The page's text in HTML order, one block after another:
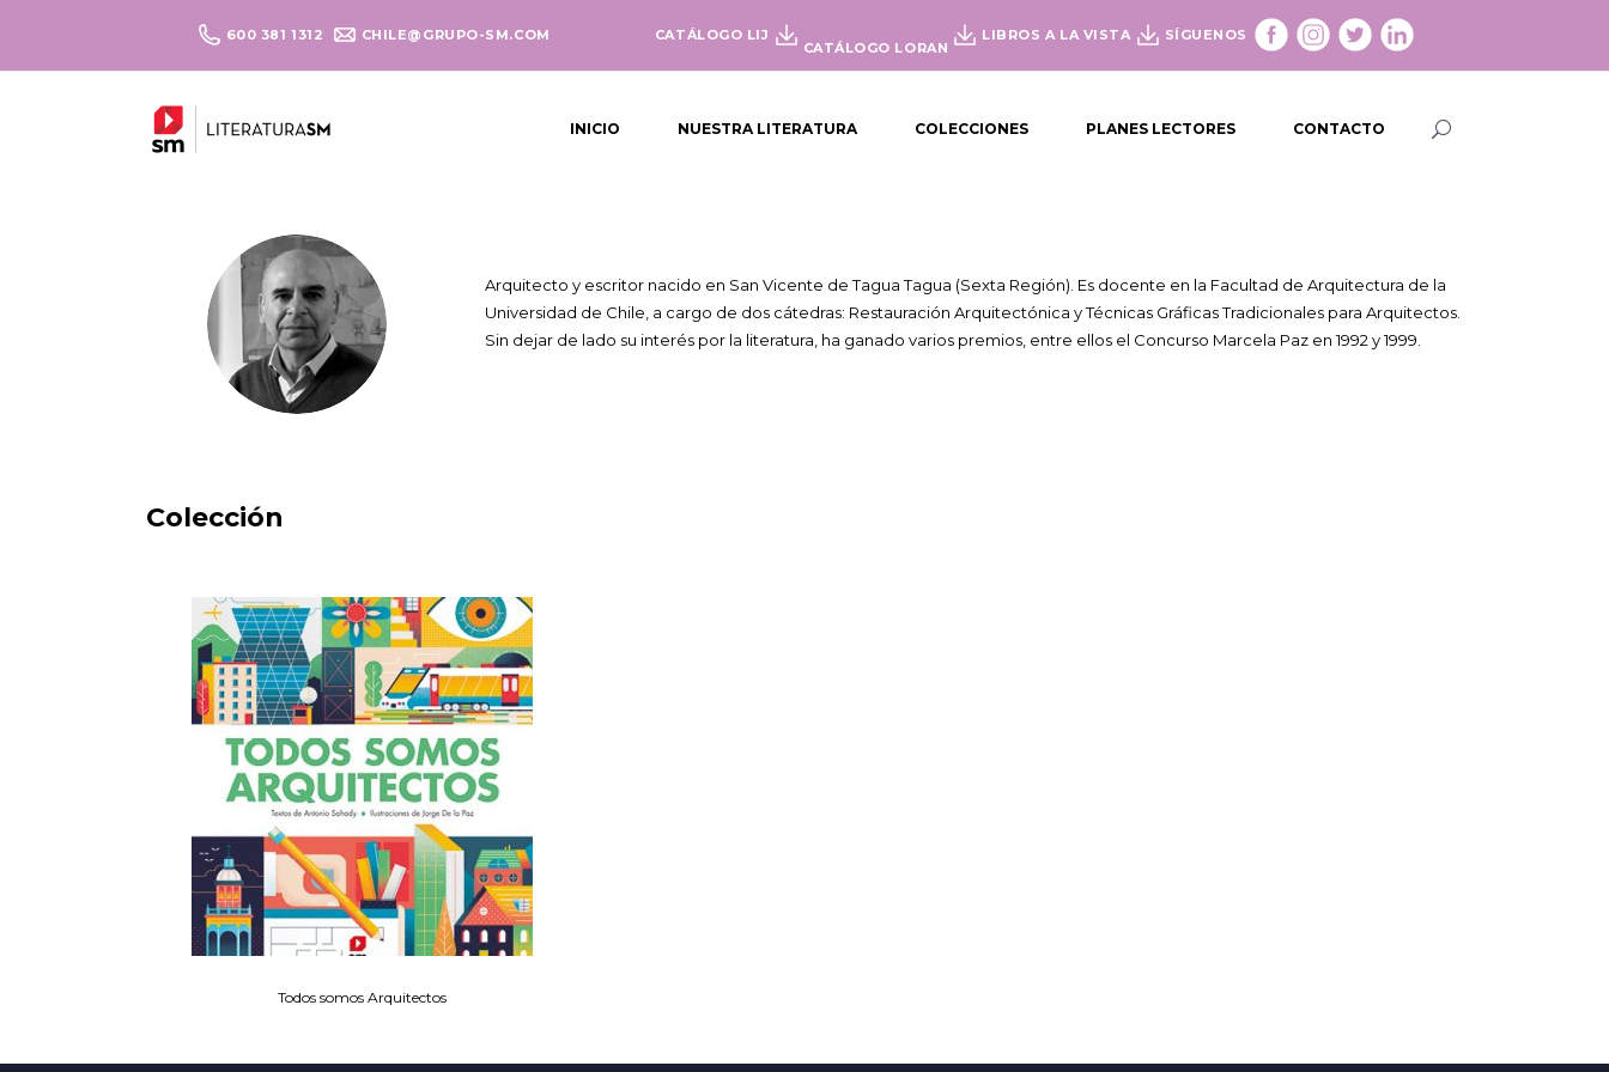
600 381 1312 CHILE@GRUPO-SM.COM CATÁLOGO LIJ
CATÁLOGO LORAN
LIBROS A LA VISTA SÍGUENOS
INICIO NUESTRA LITERATURA COLECCIONES PLANES LECTORES CONTACTO
Arquitecto y escritor nacido en San Vicente de Tagua Tagua (Sexta Región). Es docente en la Facultad de Arquitectura de la
Universidad de Chile, a cargo de dos cátedras: Restauración Arquitectónica y Técnicas Gráficas Tradicionales para Arquitectos.
Sin dejar de lado su interés por la literatura, ha ganado varios premios, entre ellos el Concurso Marcela Paz en 1992 y 1999.
Colección
Todos somos Arquitectos